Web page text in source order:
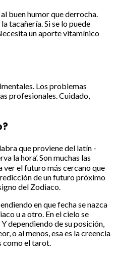
buen humor que derrocha.
tacañería. Si se lo puede
un aporte vitamínico
Los problemas
profesionales. Cuidado,
que proviene del latín -
la hora’. Son muchas las
ver el futuro más cercano que
de un futuro próximo
del Zodiaco.
en que fecha se nazca
u a otro. En el cielo se
dependiendo de su posición,
o al menos, esa es la creencia
como el tarot.